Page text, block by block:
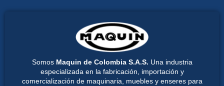
Somos Maquin de Colombia S.A.S. Una industria
especializada en la fabricación, importación y
comercialización de maquinaria, muebles y enseres para